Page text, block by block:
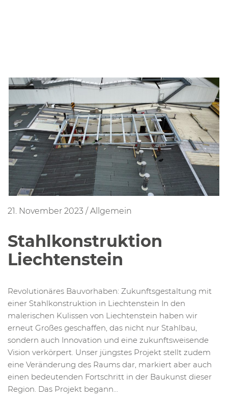
21. November 2023 / Allgemein
Stahlkonstruktion
Liechtenstein
Revolutionäres Bauvorhaben: Zukunftsgestaltung mit
einer Stahlkonstruktion in Liechtenstein In den
malerischen Kulissen von Liechtenstein haben wir
erneut Großes geschaffen, das nicht nur Stahlbau,
sondern auch Innovation und eine zukunftsweisende
Vision verkörpert. Unser jüngstes Projekt stellt zudem
eine Veränderung des Raums dar, markiert aber auch
einen bedeutenden Fortschritt in der Baukunst dieser
Region. Das Projekt begann...